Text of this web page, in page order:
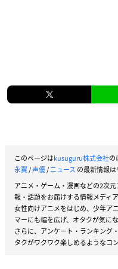
このページはkusuguru株式会社の
永翼/声優/ニュース の最新情報は
アニメ・ゲーム・漫画などの2次
報・話題をお届けする情報メディ
女性向けアニメをはじめ、少年ア
マーにも幅を広げ、オタクが気に
さらに、アンケート・ランキング
タクがワクワク楽しめるようなコ